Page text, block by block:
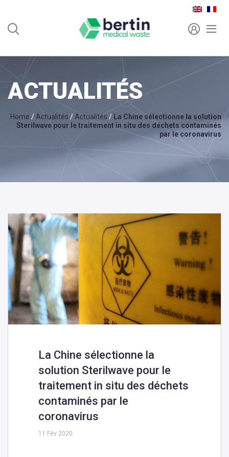
ACTUALITÉS
Home / Actualités / Actualités / La Chine sélectionne la solution
Sterilwave pour le traitement in situ des déchets contaminés
par le coronavirus
La Chine sélectionne la
solution Sterilwave pour le
traitement in situ des déchets
contaminés par le
coronavirus
11 Fév 2020